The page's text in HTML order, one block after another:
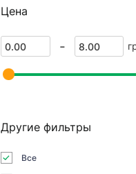
Цена
-
Другие фильтры
Все